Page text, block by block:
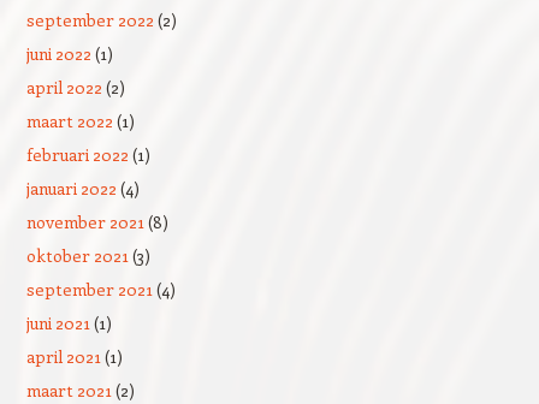
september 2022 (2)
juni 2022 (1)
april 2022 (2)
maart 2022 (1)
februari 2022 (1)
januari 2022 (4)
november 2021(8)
oktober 2021(3)
september 2021(4)
juni 2021(1)
april 2021(1)
maart 2021(2)